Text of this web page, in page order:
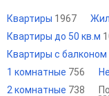
Квартиры 1967
Квартиры до 50 кв.м
Квартиры с балконом
1 комнатные 756
2 комнатные 738